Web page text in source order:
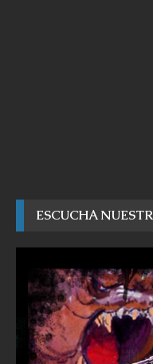
ESCUCHA